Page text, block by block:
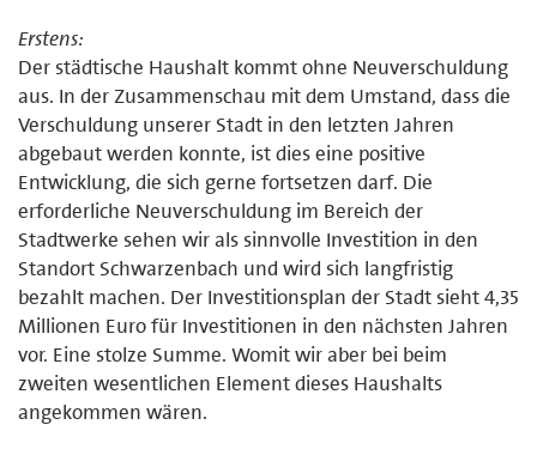
Erstens:
Der städtische Haushalt kommt ohne Neuverschuldung
aus. In der Zusammenschau mit dem Umstand, dass die
Verschuldung unserer Stadt in den letzten Jahren
abgebaut werden konnte, ist dies eine positive
Entwicklung, die sich gerne fortsetzen darf. Die
erforderliche Neuverschuldung im Bereich der
Stadtwerke sehen wir als sinnvolle Investition in den
Standort Schwarzenbach und wird sich langfristig
bezahlt machen. Der Investitionsplan der Stadt sieht 4,35
Millionen Euro für Investitionen in den nächsten Jahren
vor. Eine stolze Summe. Womit wir aber bei beim
zweiten wesentlichen Element dieses Haushalts
angekommen wären.